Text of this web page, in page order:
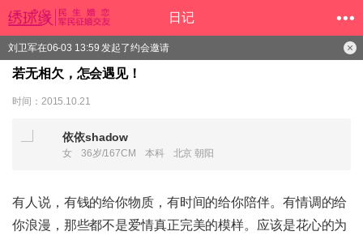
日记
若无相欠，怎会遇见！
时间：2015.10.21
依依shadow
女 36岁/167CM 本科 北京 朝阳
有人说，有钱的给你物质，有时间的给你陪伴。有情调的给
你浪漫，那些都不是爱情真正完美的模样。应该是花心的为
刘卫军在06-03 13:59 发起了约会邀请